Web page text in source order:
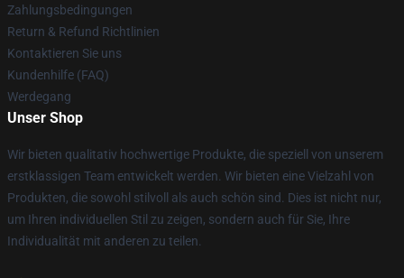
Zahlungsbedingungen
Return & Refund Richtlinien
Kontaktieren Sie uns
Kundenhilfe (FAQ)
Werdegang
Unser Shop
Wir bieten qualitativ hochwertige Produkte, die speziell von unserem
erstklassigen Team entwickelt werden. Wir bieten eine Vielzahl von
Produkten, die sowohl stilvoll als auch schön sind. Dies ist nicht nur,
um Ihren individuellen Stil zu zeigen, sondern auch für Sie, Ihre
Individualität mit anderen zu teilen.